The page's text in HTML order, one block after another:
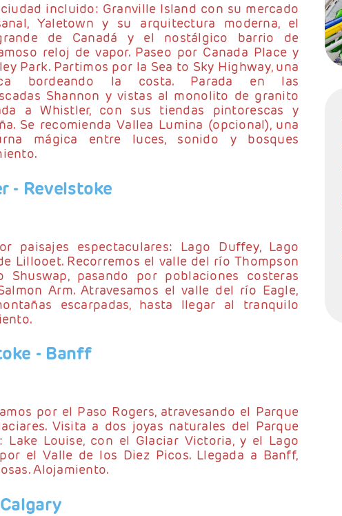
ciudad incluido: Granville Island con su mercado
Yaletown y su arquitectura moderna, el
de Canadá y el nostálgico barrio de
reloj de vapor. Paseo por Canada Place y
Park. Partimos por la Sea to Sky Highway, una
bordeando la costa. Parada en las
Shannon y vistas al monolito de granito
a Whistler, con sus tiendas pintorescas y
Se recomienda Vallea Lumina (opcional), una
mágica entre luces, sonido y bosques
- Revelstoke
paisajes espectaculares: Lago Duffey, Lago
Lillooet. Recorremos el valle del río Thompson
Shuswap, pasando por poblaciones costeras
Arm. Atravesamos el valle del río Eagle,
escarpadas, hasta llegar al tranquilo
- Banff
por el Paso Rogers, atravesando el Parque
Visita a dos joyas naturales del Parque
Lake Louise, con el Glaciar Victoria, y el Lago
el Valle de los Diez Picos. Llegada a Banff,
Alojamiento.